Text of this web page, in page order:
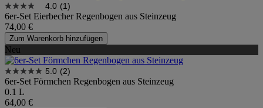
4.0 (1)
6er-Set Eierbecher Regenbogen aus Steinzeug
74,00 €
Zum Warenkorb hinzufügen
Neu
5.0 (2)
6er-Set Förmchen Regenbogen aus Steinzeug
0.1 L
64,00 €